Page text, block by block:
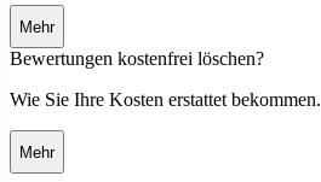
Mehr
Bewertungen kostenfrei löschen?
Wie Sie Ihre Kosten erstattet bekommen.
Mehr